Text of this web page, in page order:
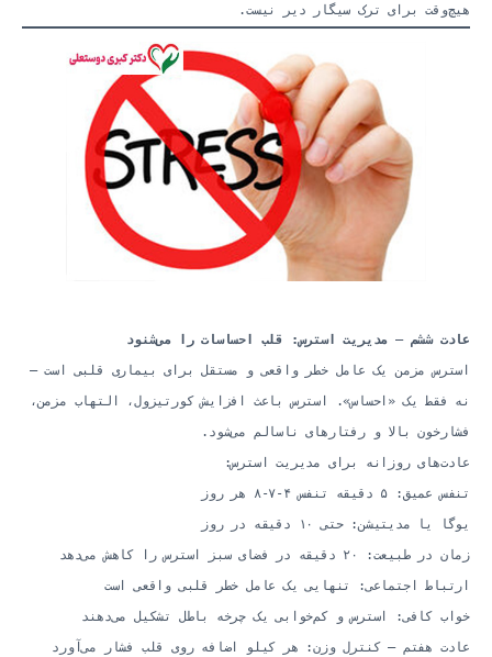
هیچ‌وقت برای ترک سیگار دیر نیست.
عادت ششم — مدیریت استرس: قلب احساسات را می‌شنود
استرس مزمن یک عامل خطر واقعی و مستقل برای بیماری قلبی است —
نه فقط یک «احساس». استرس باعث افزایش کورتیزول، التهاب مزمن،
فشارخون بالا و رفتارهای ناسالم می‌شود.
عادت‌های روزانه برای مدیریت استرس:
تنفس عمیق: ۵ دقیقه تنفس ۴-۷-۸ هر روز
یوگا یا مدیتیشن: حتی ۱۰ دقیقه در روز
زمان در طبیعت: ۲۰ دقیقه در فضای سبز استرس را کاهش می‌دهد
ارتباط اجتماعی: تنهایی یک عامل خطر قلبی واقعی است
خواب کافی: استرس و کم‌خوابی یک چرخه باطل تشکیل می‌دهند
عادت هفتم — کنترل وزن: هر کیلو اضافه روی قلب فشار می‌آورد